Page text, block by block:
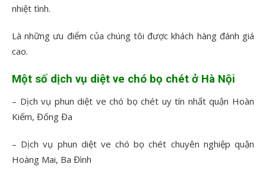
nhiệt tình.
Là những ưu điểm của chúng tôi được khách hàng đánh giá
cao.
Một số dịch vụ diệt ve chó bọ chét ở Hà Nội
– Dịch vụ phun diệt ve chó bọ chét uy tín nhất quận Hoàn
Kiếm, Đống Đa
– Dịch vụ phun diệt ve chó bọ chét chuyên nghiệp quận
Hoàng Mai, Ba Đình